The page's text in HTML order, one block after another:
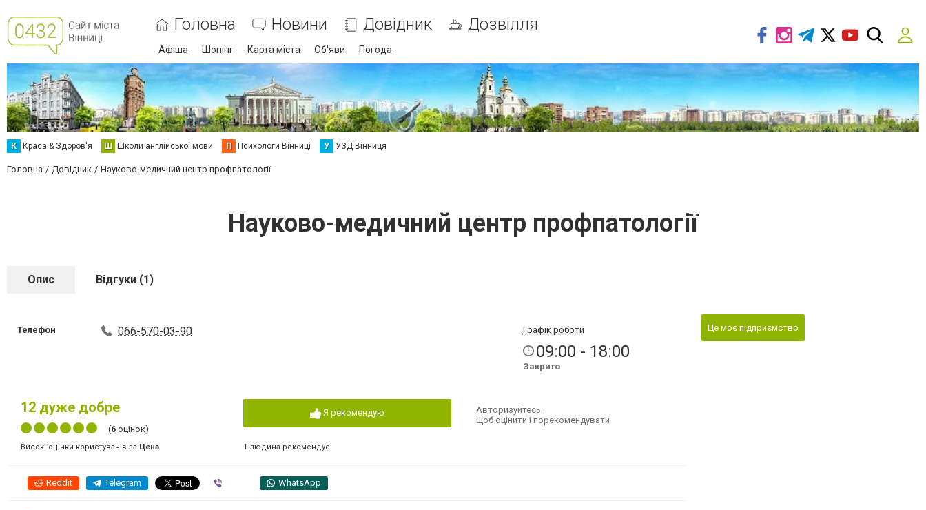
Головна Новини Довідник Дозвілля
Афіша Шопінг Карта міста Об'яви Погода
К Краса & Здоров'я Ш Школи англійської мови П Психологи Вінниці У УЗД Вінниця
Головна Довідник Науково-медичний центр профпатології
Науково-медичний центр профпатології
Опис Відгуки (1)
Телефон 066-570-03-90 Графік роботи
09:00 - 18:00
Закрито
12 дуже добре
(6 оцінок)
Високі оцінки користувачів за Цена
Я рекомендую
1 людина рекомендує
Авторизуйтесь,
щоб оцінити і порекомендувати
Reddit Telegram WhatsApp
Це моє підприємство